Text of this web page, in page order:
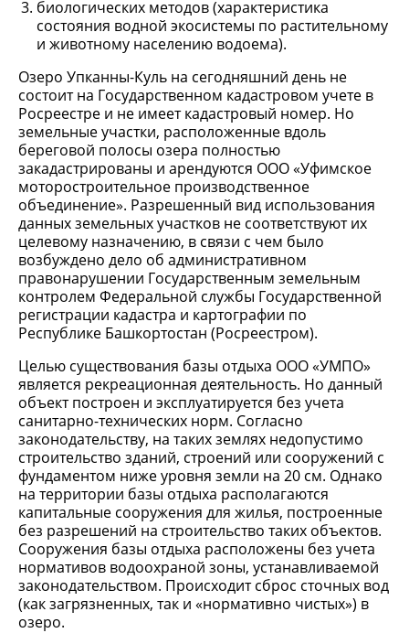
биологических методов (характеристика
состояния водной экосистемы по растительному
и животному населению водоема).
Озеро Упканны-Куль на сегодняшний день не
состоит на Государственном кадастровом учете в
Росреестре и не имеет кадастровый номер. Но
земельные участки, расположенные вдоль
береговой полосы озера полностью
закадастрированы и арендуются ООО «Уфимское
моторостроительное производственное
объединение». Разрешенный вид использования
данных земельных участков не соответствуют их
целевому назначению, в связи с чем было
возбуждено дело об административном
правонарушении Государственным земельным
контролем Федеральной службы Государственной
регистрации кадастра и картографии по
Республике Башкортостан (Росреестром).
Целью существования базы отдыха ООО «УМПО»
является рекреационная деятельность. Но данный
объект построен и эксплуатируется без учета
санитарно-технических норм. Согласно
законодательству, на таких землях недопустимо
строительство зданий, строений или сооружений с
фундаментом ниже уровня земли на 20 см. Однако
на территории базы отдыха располагаются
капитальные сооружения для жилья, построенные
без разрешений на строительство таких объектов.
Сооружения базы отдыха расположены без учета
нормативов водоохраной зоны, устанавливаемой
законодательством. Происходит сброс сточных вод
(как загрязненных, так и «нормативно чистых») в
озеро.